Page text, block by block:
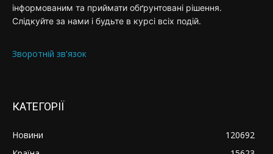
інформованим та приймати обґрунтовані рішення.
Слідкуйте за нами і будьте в курсі всіх подій.
Зворотній зв'язок
КАТЕГОРІЇ
Новини
120692